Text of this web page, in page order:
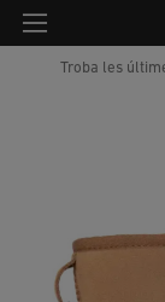
Troba les